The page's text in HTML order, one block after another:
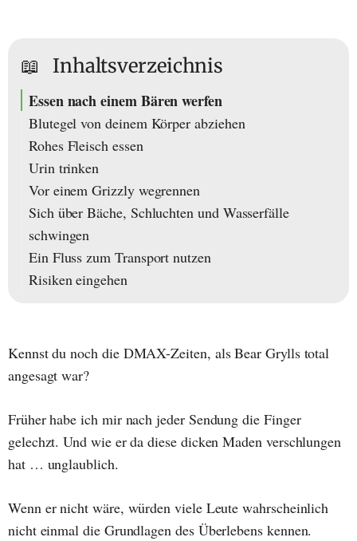
📖 Inhaltsverzeichnis
Essen nach einem Bären werfen
Blutegel von deinem Körper abziehen
Rohes Fleisch essen
Urin trinken
Vor einem Grizzly wegrennen
Sich über Bäche, Schluchten und Wasserfälle
schwingen
Ein Fluss zum Transport nutzen
Risiken eingehen
Kennst du noch die DMAX-Zeiten, als Bear Grylls total
angesagt war?
Früher habe ich mir nach jeder Sendung die Finger
gelechzt. Und wie er da diese dicken Maden verschlungen
hat … unglaublich.
Wenn er nicht wäre, würden viele Leute wahrscheinlich
nicht einmal die Grundlagen des Überlebens kennen.